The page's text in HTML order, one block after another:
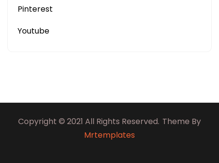
Pinterest
Youtube
Copyright © 2021 All Rights Reserved. Theme By
Mrtemplates